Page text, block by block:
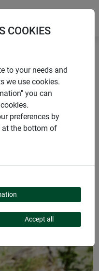
serrage en inox PROFI
COOKIES
to your needs and
we use cookies.
you can
preferences by
at the bottom of
Accept all